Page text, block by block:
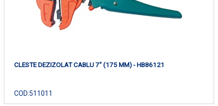
CLESTE DEZIZOLAT CABLU 7" (175 MM) - HB86121
COD:511011